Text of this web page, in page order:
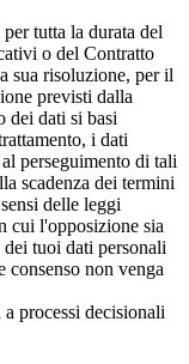
tutta la durata del
o del Contratto
sua risoluzione, per il
previsti dalla
dei dati si basi
i dati
perseguimento di tali
scadenza dei termini
delle leggi
cui l'opposizione sia
tuoi dati personali
consenso non venga
processi decisionali